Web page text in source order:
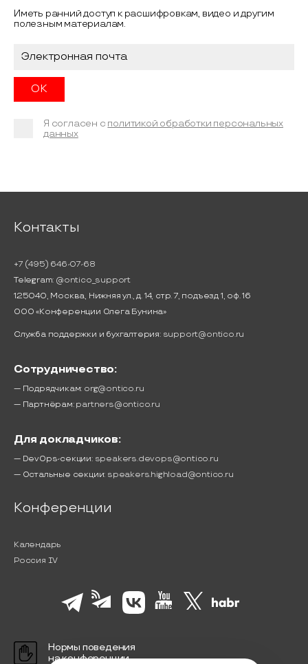
Иметь ранний доступ к расшифровкам, видео и другим
полезным материалам.
Я согласен с политикой обработки персональных
данных
Контакты
+7 (495) 646-07-68
Telegram: @ontico_support
125040, Москва, Нижняя ул., д. 14, стр. 7, подъезд 1, оф. 16
ООО «Конференции Олега Бунина»
Служба поддержки и бухгалтерия: support@ontico.ru
Сотрудничество:
— Подрядчикам: org@ontico.ru
— Партнёрам: partners@ontico.ru
Для докладчиков:
— DevOps-секции: speakers.devops@ontico.ru
— Остальные секции: speakers.highload@ontico.ru
Конференции
Календарь
Россия IV
Нормы поведения
на конференции